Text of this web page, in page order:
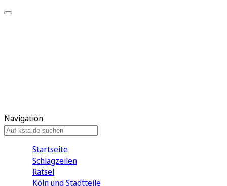
Navigation
Startseite
Schlagzeilen
Rätsel
Köln und Stadtteile